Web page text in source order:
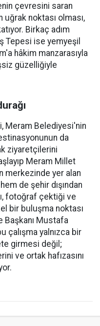
çevresini saran
noktası olması,
Birkaç adım
Tepesi ise yemyeşil
hâkim manzarasıyla
güzelliğiyle
Meram Belediyesi'nin
da
ziyaretçilerini
Meram Millet
merkezinde yer alan
de şehir dışından
fotoğraf çektiği ve
bir buluşma noktası
Başkanı Mustafa
çalışma yalnızca bir
girmesi değil;
ve ortak hafızasını